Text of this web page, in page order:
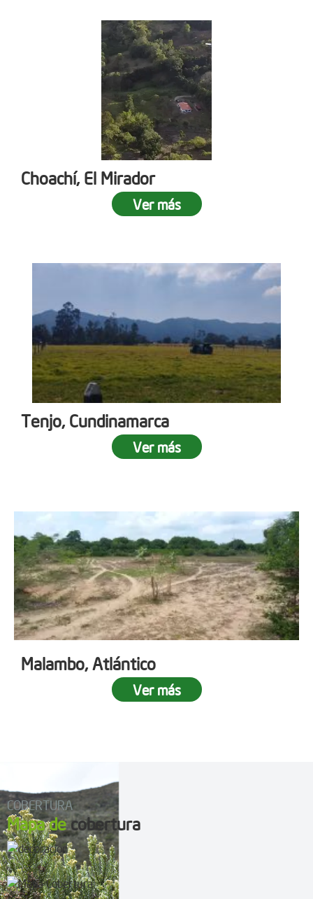
Choachí, El Mirador
Ver más
Tenjo, Cundinamarca
Ver más
Malambo, Atlántico
Ver más
COBERTURA
Mapa decobertura